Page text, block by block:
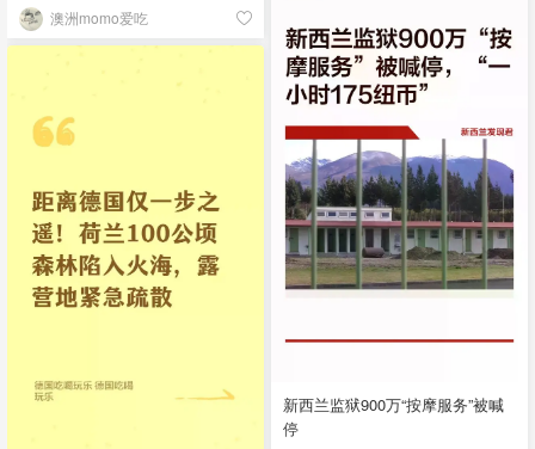
澳洲momo爱吃
新西兰监狱900万“按摩服务”被喊
停